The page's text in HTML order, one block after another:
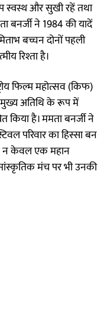
स्वस्थ और सुखी रहें तथा
बनर्जी ने 1984 की यादें
बच्चन दोनों पहली
रिश्ता है।
फिल्म महोत्सव (किफ)
अतिथि के रूप में
किया है। ममता बनर्जी ने
परिवार का हिस्सा बन
न केवल एक महान
मंच पर भी उनकी